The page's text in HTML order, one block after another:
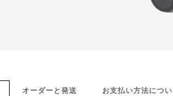
オーダーと発送 お支払い方法につい